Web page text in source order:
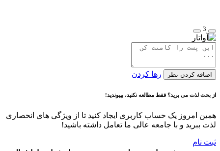
3
اضافه کردن نظر رها کردن
از بحث لذت می برید؟ فقط مطالعه نکنید، بپیوندید!
همین امروز یک حساب کاربری ایجاد کنید تا از ویژگی های انحصاری
لذت ببرید و با جامعه عالی ما تعامل داشته باشید!
ثبت نام